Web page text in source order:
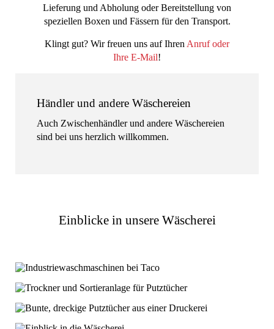
Lieferung und Abholung oder Bereitstellung von
speziellen Boxen und Fässern für den Transport.
Klingt gut? Wir freuen uns auf Ihren Anruf oder
Ihre E-Mail!
Händler und andere Wäschereien
Auch Zwischenhändler und andere Wäschereien
sind bei uns herzlich willkommen.
Einblicke in unsere Wäscherei